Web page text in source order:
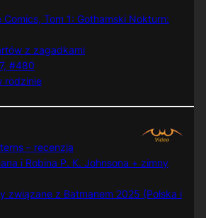
Tom 1: Gothamski Nokturn:
z zagadkami
#480
rodzinie
– recenzja
i Robina P. K. Johnsona + zimny
związane z Batmanem 2025 (Polska i